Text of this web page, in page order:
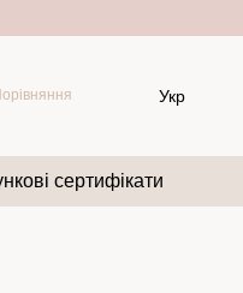
Укр
сертифікати